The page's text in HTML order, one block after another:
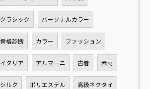
クラシック パーソナルカラー
骨格診断 カラー ファッション
イタリア アルマーニ 古着 素材
シルク ポリエステル 高級ネクタイ